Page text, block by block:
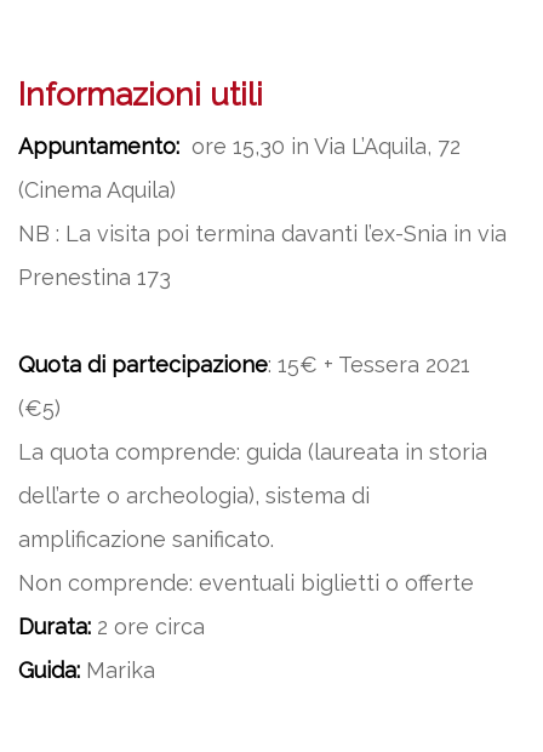
Informazioni utili
Appuntamento: ore 15,30 in Via L’Aquila, 72
(Cinema Aquila)
NB : La visita poi termina davanti l’ex-Snia in via
Prenestina 173
Quota di partecipazione: 15€ + Tessera 2021
(€5)
La quota comprende: guida (laureata in storia
dell’arte o archeologia), sistema di
amplificazione sanificato.
Non comprende: eventuali biglietti o offerte
Durata: 2 ore circa
Guida: Marika